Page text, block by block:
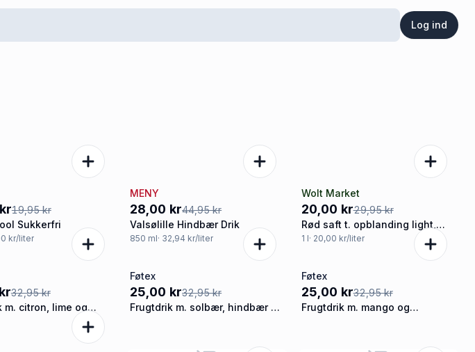
Log ind
19,95 kr
Sukkerfri
kr/liter
-38%
MENY
28,00 kr44,95 kr
Valsølille Hindbær Drik
850 ml· 32,94 kr/liter
-33%
Wolt Market
20,00 kr29,95 kr
Rød saft t. opblanding light,
Rynkeby
1 l· 20,00 kr/liter
32,95 kr
m. citron, lime og
-24%
Føtex
25,00 kr32,95 kr
Frugtdrik m. solbær, hindbær og
-24%
Føtex
25,00 kr32,95 kr
Frugtdrik m. mango og